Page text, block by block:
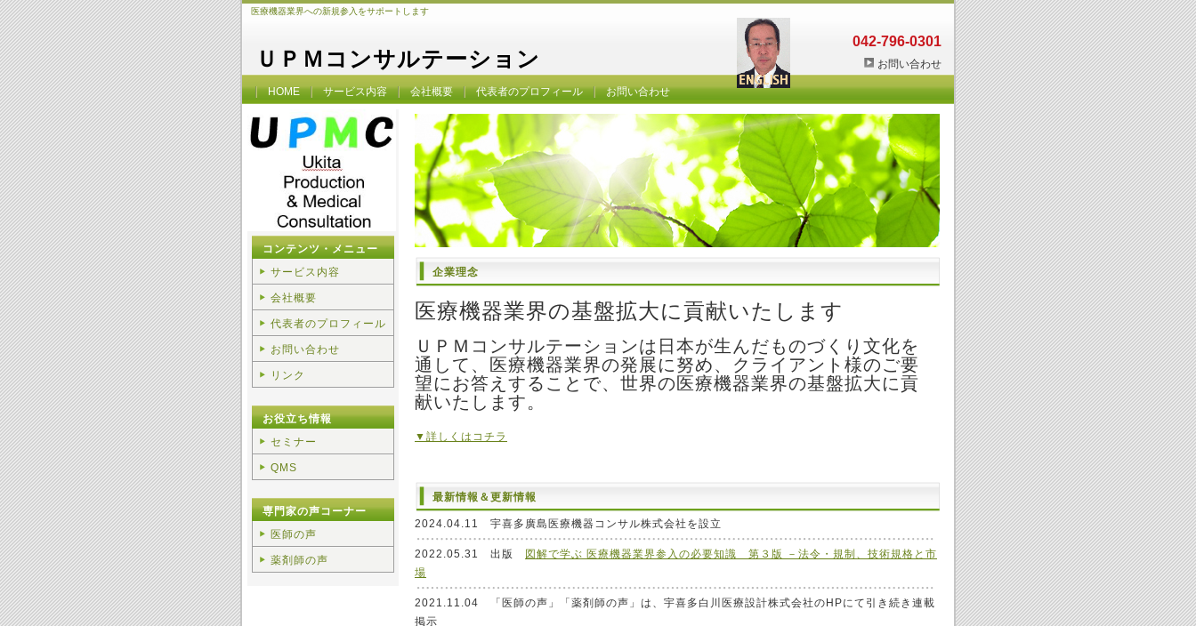
医療機器業界への新規参入をサポートします
ＵＰＭコンサルテーション
042-796-0301
お問い合わせ
HOME サービス内容 会社概要 代表者のプロフィール お問い合わせ
企業理念
医療機器業界の基盤拡大に貢献いたします
ＵＰＭコンサルテーションは日本が生んだものづくり文化を
通して、医療機器業界の発展に努め、クライアント様のご要
望にお答えすることで、世界の医療機器業界の基盤拡大に貢
献いたします。
▼詳しくはコチラ
最新情報＆更新情報
2024.04.11 宇喜多廣島医療機器コンサル株式会社を設立
2022.05.31 出版
図解で学ぶ 医療機器業界参入の必要知識 第３版 －法令・規制、技術規格と市
場
2021.11.04 「医師の声」「薬剤師の声」は、宇喜多白川医療設計株式会社のHPにて引き続き連載
掲示
コンテンツ・メニュー
サービス内容
会社概要
代表者のプロフィール
お問い合わせ
リンク
お役立ち情報
セミナー
QMS
専門家の声コーナー
医師の声
薬剤師の声